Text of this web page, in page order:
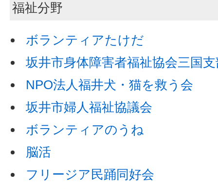
福祉分野
ボランティアたけだ
坂井市身体障害者福祉協会三国
NPO法人福井犬・猫を救う会
坂井市婦人福祉協議会
ボランティアのうね
脳活
フリージア民踊同好会